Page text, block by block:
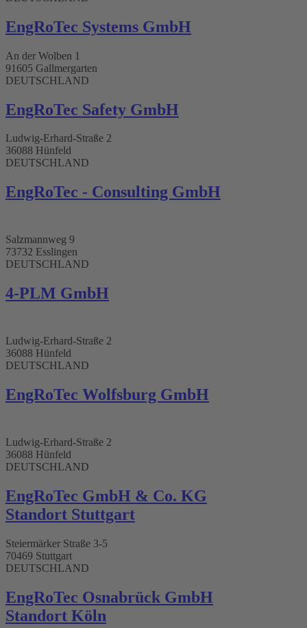
EngRoTec Systems GmbH​
An der Wolben 1
91605 Gallmergarten
DEUTSCHLAND
EngRoTec Safety GmbH
Ludwig-Erhard-Straße 2
36088 Hünfeld
DEUTSCHLAND
EngRoTec - Consulting GmbH​
Salzmannweg 9
73732 Esslingen
DEUTSCHLAND
4-PLM GmbH​
Ludwig-Erhard-Straße 2
36088 Hünfeld
DEUTSCHLAND
EngRoTec Wolfsburg GmbH
Ludwig-Erhard-Straße 2
36088 Hünfeld
DEUTSCHLAND
EngRoTec GmbH & Co. KG
Standort Stuttgart​
Steiermärker Straße 3-5
70469 Stuttgart
DEUTSCHLAND
EngRoTec Osnabrück GmbH
Standort Köln